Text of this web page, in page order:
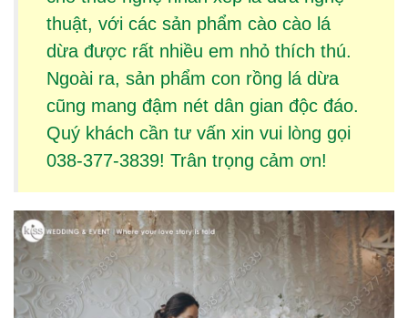
thuật, với các sản phẩm cào cào lá
dừađược rất nhiều em nhỏ thích thú.
Ngoài ra, sản phẩm con rồng lá dừa
cũng mang đậm nét dân gian độc đáo.
Quý khách cần tư vấn xin vui lòng gọi
038-377-3839! Trân trọng cảm ơn!